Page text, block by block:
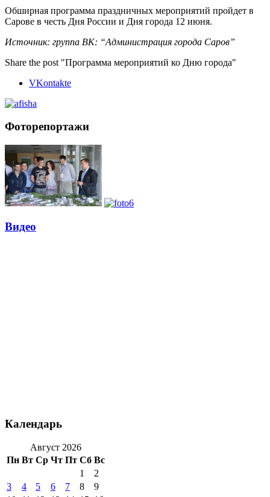
Обширная программа праздничных мероприятий пройдет в
Сарове в честь Дня России и Дня города 12 июня.
Источник: группа ВК: “Администрация города Саров”
Share the post "Программа мероприятий ко Дню города"
VKontakte
Фоторепортажи
Видео
Календарь
Август 2026
Пн Вт Ср Чт Пт Сб Вс
1
2
3
4 5 6 7 8
9